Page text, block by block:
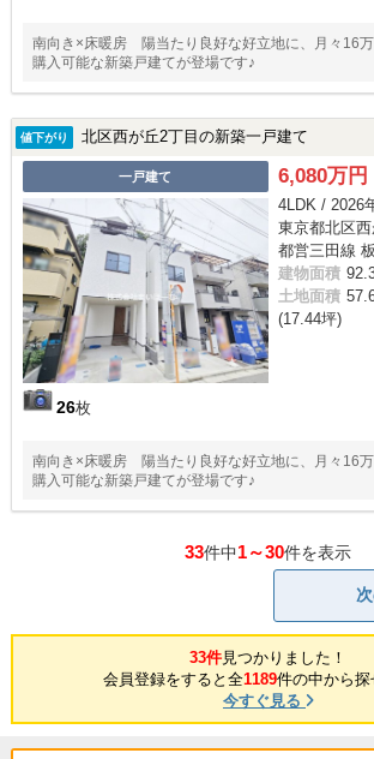
南向き×床暖房 陽当たり良好な好立地に、月々16
購入可能な新築戸建てが登場です♪
値下がり 北区西が丘2丁目の新築一戸建て
一戸建て
26枚
6,080万円
4LDK / 2026
東京都北区西
都営三田線
建物面積
土地面積
(17.44坪)
南向き×床暖房 陽当たり良好な好立地に、月々16
購入可能な新築戸建てが登場です♪
33件中1～30件を表示
33件見つかりました！
会員登録をすると全1189件の中から探
今すぐ見る